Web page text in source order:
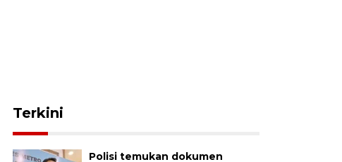
Terkini
Polisi temukan dokumen